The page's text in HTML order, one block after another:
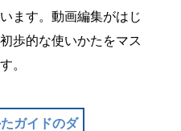
ます。動画編集がはじ
歩的な使いかたをマス
。
ガイドのダ